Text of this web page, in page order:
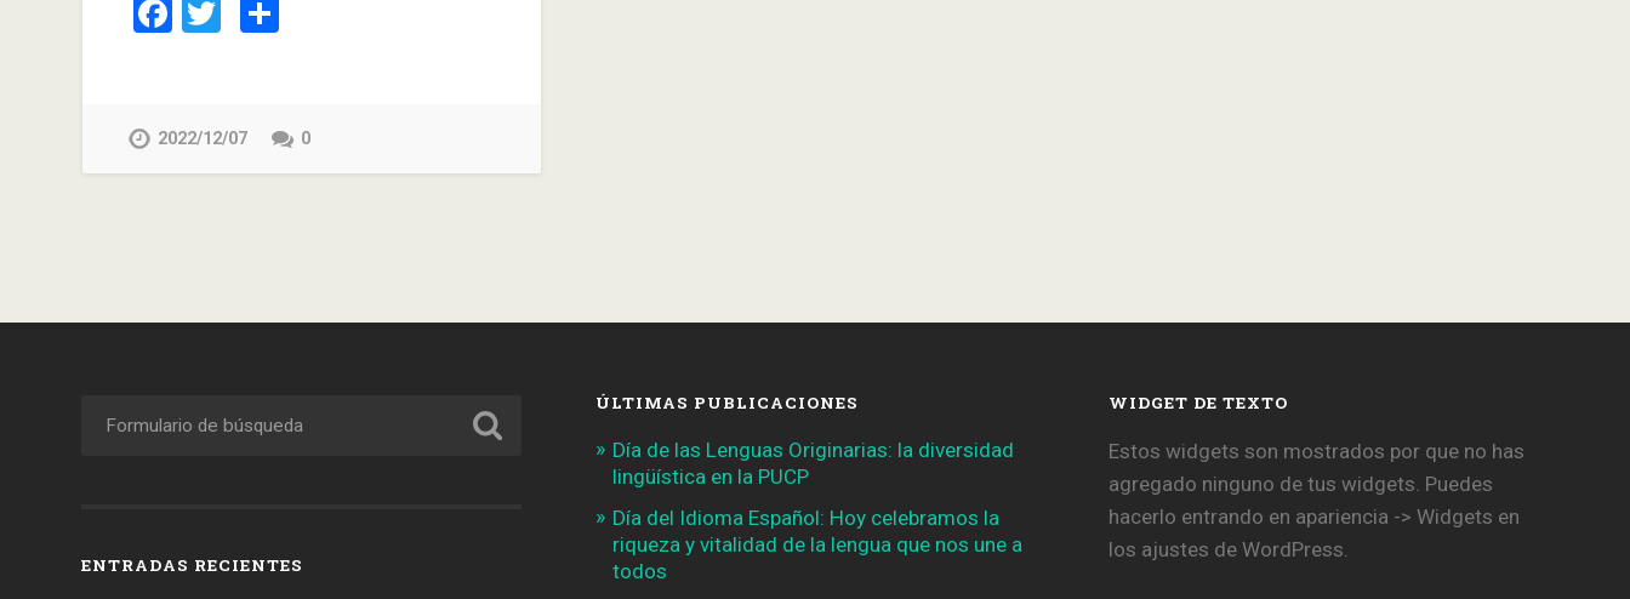
Facebook
Twitter
2022/12/07 0
ENTRADAS RECIENTES
ÚLTIMAS PUBLICACIONES
Día de las Lenguas Originarias: la diversidad
lingüística en la PUCP
Día del Idioma Español: Hoy celebramos la
riqueza y vitalidad de la lengua que nos une a
todos
WIDGET DE TEXTO
Estos widgets son mostrados por que no has
agregado ninguno de tus widgets. Puedes
hacerlo entrando en apariencia -> Widgets en
los ajustes de WordPress.